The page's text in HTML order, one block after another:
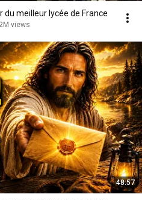
du meilleur lycée de France
views
48:57